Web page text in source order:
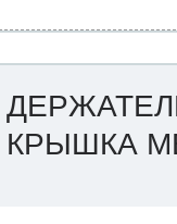
КРЫШКА